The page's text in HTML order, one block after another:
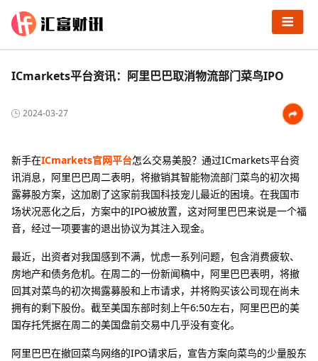
ICmarkets平台资讯：阿里巴巴取消物流部门菜鸟IPO
2024-03-27
新手在ICmarkets官网平台怎么交易美股？通过ICmarkets平台资
讯消息，阿里巴巴周二表明，将撤销其智能物流部门菜鸟的初次揭
露募股方案，这加剧了这家前我国科技宠儿最近的困境。在我国市
场状况恶化之后，方案中的IPO被放置，这对阿里巴巴来说是一个福
音，经过一项要害的退出协议为其注入现金。
最近，出资者对我国感到不满，忧虑一系列问题，包含消费疲软、
房地产和债务危机。在周二的一份新闻稿中，阿里巴巴表明，将撤
回其对菜鸟的初次揭露募股和上市请求，并将购买该公司现在尚未
拥有的剩下股份。截至美国东部时刻上午6:50左右，阿里巴巴的美
国存托凭据在周二的美国盘前交易中几乎没有变化。
阿里巴巴在撤回菜鸟网络的IPO请求后，宣告方案向菜鸟的少量股东